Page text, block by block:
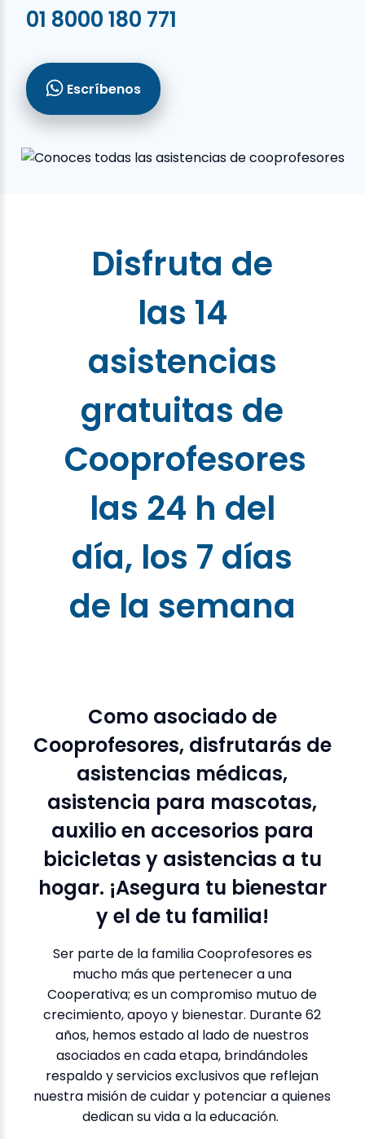
01 8000 180 771
Escríbenos
Disfruta de
las 14
asistencias
gratuitas de
Cooprofesores
las 24 h del
día, los 7 días
de la semana
Como asociado de
Cooprofesores, disfrutarás de
asistencias médicas,
asistencia para mascotas,
auxilio en accesorios para
bicicletas y asistencias a tu
hogar. ¡Asegura tu bienestar
y el de tu familia!
Ser parte de la familia Cooprofesores es
mucho más que pertenecer a una
Cooperativa; es un compromiso mutuo de
crecimiento, apoyo y bienestar. Durante 62
años, hemos estado al lado de nuestros
asociados en cada etapa, brindándoles
respaldo y servicios exclusivos que reflejan
nuestra misión de cuidar y potenciar a quienes
dedican su vida a la educación.